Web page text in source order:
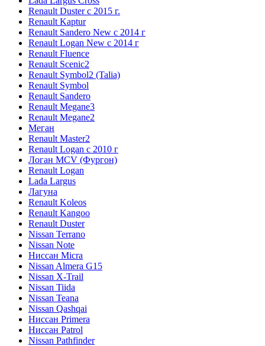
Renault Duster с 2015 г.
Renault Kaptur
Renault Sandero New с 2014 г
Renault Logan New с 2014 г
Renault Fluence
Renault Scenic2
Renault Symbol2 (Talia)
Renault Symbol
Renault Sandero
Renault Megane3
Renault Megane2
Меган
Renault Master2
Renault Logan c 2010 г
Логан МСV (Фургон)
Renault Logan
Lada Largus
Лагуна
Renault Koleos
Renault Kangoo
Renault Duster
Nissan Terrano
Nissan Note
Ниссан Micra
Nissan Almera G15
Nissan X-Trail
Nissan Tiida
Nissan Teana
Nissan Qashqai
Ниссан Primera
Ниссан Patrol
Nissan Pathfinder